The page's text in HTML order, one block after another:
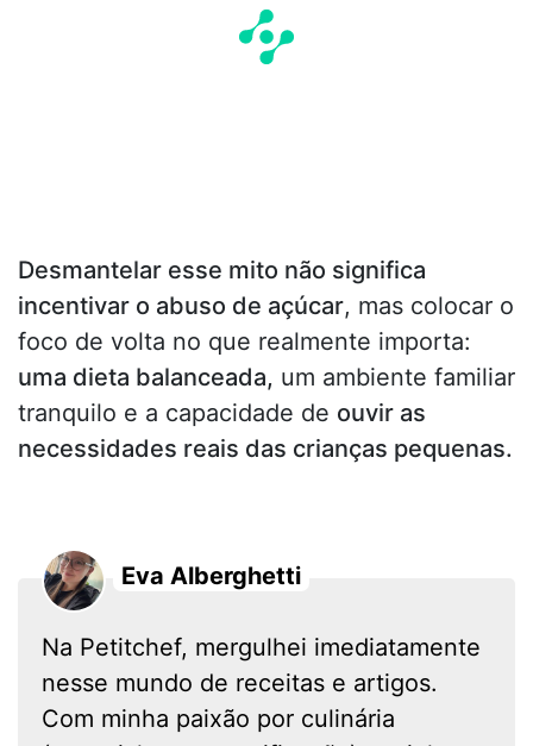
Desmantelar esse mito não significa
incentivar o abuso de açúcar, mas colocar o
foco de volta no que realmente importa:
uma dieta balanceada, um ambiente familiar
tranquilo e a capacidade de ouvir as
necessidades reais das crianças pequenas.
Eva Alberghetti
Na Petitchef, mergulhei imediatamente
nesse mundo de receitas e artigos.
Com minha paixão por culinária